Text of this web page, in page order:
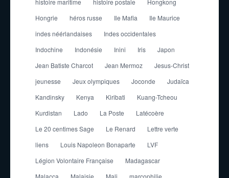
Hongrie
héros russe Ile Mafia
Ile Maurice
indes néérlandaises
Indes occidentales
Indochine
Indonésie Inini Iris
Japon
Jean Batiste Charcot
Jean Mermoz
Jesus-Christ
jeunesse
Jeux olympiques Joconde
Judaïca
Kandinsky
Kenya Kiribati
Kuang-Tcheou
Kurdistan
Lado La Poste
Latécoère
Le 20 centimes Sage
Le Renard
Lettre verte
liens
Louis Napoleon Bonaparte
LVF
Légion Volontaire Française
Madagascar
Malacca
Malaisie Mali marcophilie